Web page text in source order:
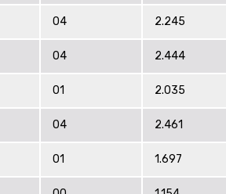
04 2.245
04 2.444
01 2.035
04 2.461
01 1.697